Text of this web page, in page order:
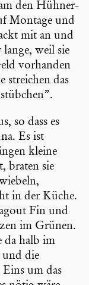
den Hühner­
Montage und
mit an und
lange, weil sie
vorhanden
streichen das
so dass es
Es ist
kleine
braten sie
in der Küche.
Fin und
im Grünen.
da halb im
und die
um das